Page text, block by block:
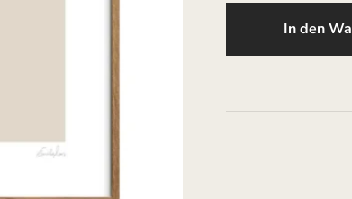
In den